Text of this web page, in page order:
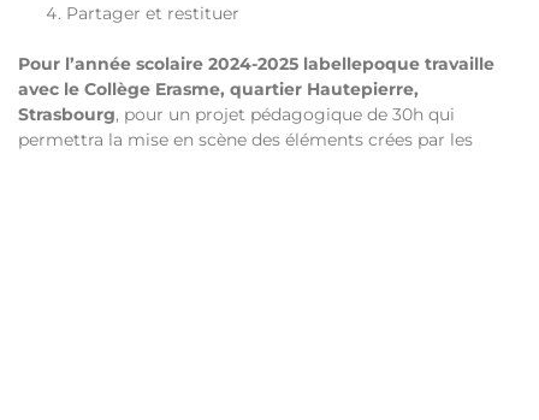
Partager et restituer
Pour l’année scolaire 2024-2025 labellepoque travaille
avec le Collège Erasme, quartier Hautepierre,
Strasbourg, pour un projet pédagogique de 30h qui
permettra la mise en scène des éléments crées par les